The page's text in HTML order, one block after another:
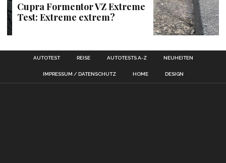
Cupra Formentor VZ Extreme
Test: Extreme extrem?
AUTOTEST REISE AUTOTESTS A-Z NEUHEITEN
IMPRESSUM / DATENSCHUTZ HOME DESIGN